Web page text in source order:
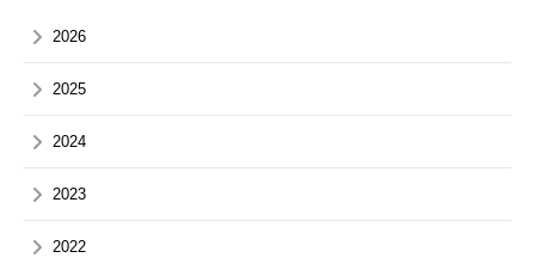
2026
2025
2024
2023
2022